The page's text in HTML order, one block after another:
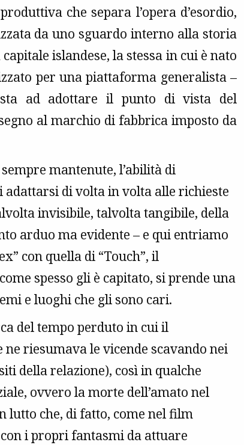
che separa l’opera d’esordio,
da uno sguardo interno alla storia
islandese, la stessa in cui è nato
per una piattaforma generalista –
ad adottare il punto di vista del
al marchio di fabbrica imposto da
mantenute, l’abilità di
di volta in volta alle richieste
invisibile, talvolta tangibile, della
arduo ma evidente – e qui entriamo
con quella di “Touch”, il
spesso gli è capitato, si prende una
e luoghi che gli sono cari.
del tempo perduto in cui il
riesumava le vicende scavando nei
della relazione), così in qualche
ovvero la morte dell’amato nel
lutto che, di fatto, come nel film
i propri fantasmi da attuare